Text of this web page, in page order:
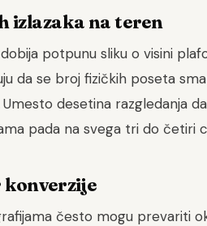
izlazaka na teren
potpunu sliku o visini
da se broj fizičkih poseta
desetina razgledanja
pada na svega tri do četiri
često mogu prevariti